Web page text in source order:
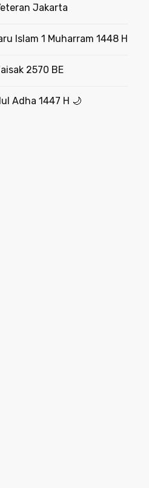
Jakarta
Islam 1 Muharram 1448 H
2570 BE
Adha 1447 H 🌙